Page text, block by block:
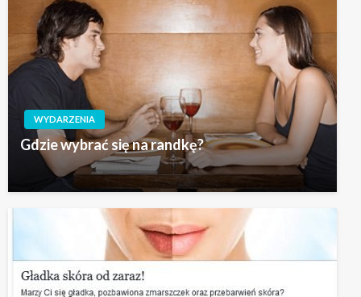
WYDARZENIA
Gdzie wybrać się na randkę?